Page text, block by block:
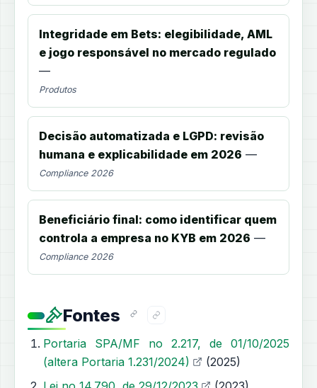
Integridade em Bets: elegibilidade, AML
e jogo responsável no mercado regulado
—
Produtos
Decisão automatizada e LGPD: revisão
humana e explicabilidade em 2026 —
Compliance 2026
Beneficiário final: como identificar quem
controla a empresa no KYB em 2026 —
Compliance 2026
Fontes
Portaria SPA/MF no 2.217, de 01/10/2025
(altera Portaria 1.231/2024)
(2025)